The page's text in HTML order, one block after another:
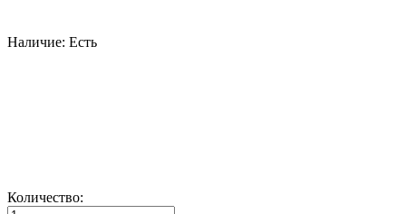
Наличие: Есть
Количество: